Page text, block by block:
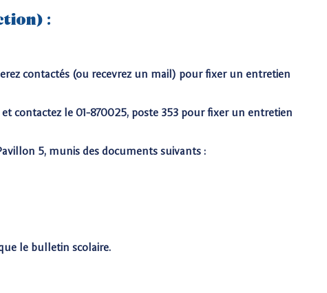
:
contactés (ou recevrez un mail) pour fixer un entretien
contactez le 01-870025, poste 353 pour fixer un entretien
5, munis des documents suivants :
le bulletin scolaire.